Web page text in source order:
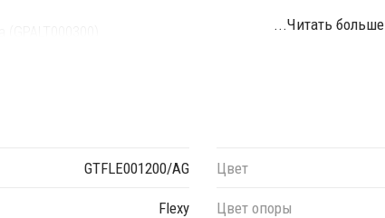
квадратная плита для крепления в грунт 300х300 мм
...Читать больше
GTFLE001200/AG
Flexy
Цвет
Цвет опоры